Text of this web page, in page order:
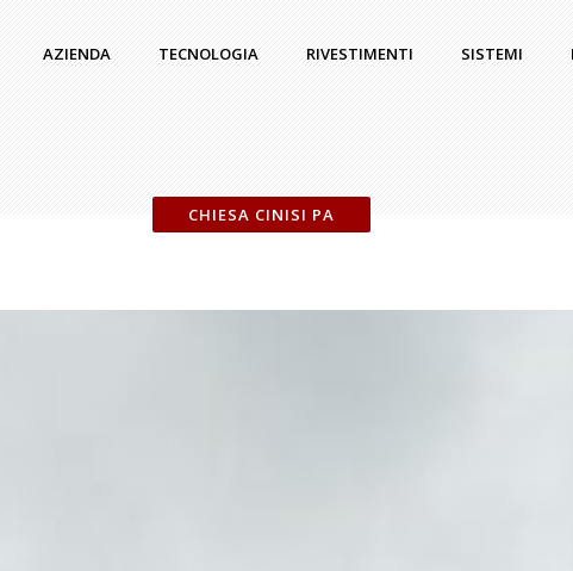
AZIENDA TECNOLOGIA RIVESTIMENTI SISTEMI
CHIESA CINISI PA